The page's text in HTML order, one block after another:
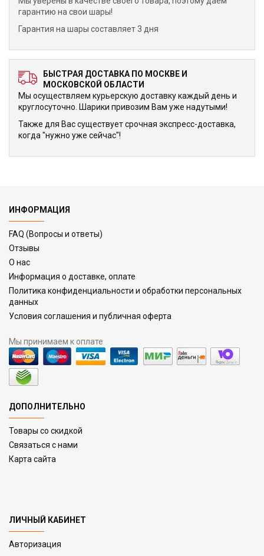
гарантию на свои шары!
Гарантия на шары составляет 3 дня
БЫСТРАЯ ДОСТАВКА ПО МОСКВЕ И
МОСКОВСКОЙ ОБЛАСТИ
Мы осуществляем курьерскую доставку каждый день и
круглосуточно. Шарики привозим Вам уже надутыми!
Также для Вас существует срочная экспресс-доставка,
когда "нужно уже сейчас"!
ИНФОРМАЦИЯ
FAQ (Вопросы и ответы)
Отзывы
О нас
Информация о доставке, оплате
Политика конфиденциальности и обработки персональных
данных
Условия соглашения и публичная оферта
Мы принимаем к оплате
ДОПОЛНИТЕЛЬНО
Товары со скидкой
Связаться с нами
Карта сайта
ЛИЧНЫЙ КАБИНЕТ
Авторизация